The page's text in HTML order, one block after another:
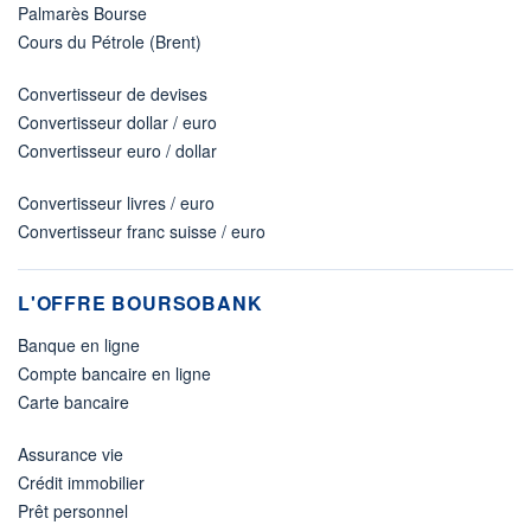
Palmarès Bourse
Cours du Pétrole (Brent)
Convertisseur de devises
Convertisseur dollar / euro
Convertisseur euro / dollar
Convertisseur livres / euro
Convertisseur franc suisse / euro
L'OFFRE BOURSOBANK
Banque en ligne
Compte bancaire en ligne
Carte bancaire
Assurance vie
Crédit immobilier
Prêt personnel